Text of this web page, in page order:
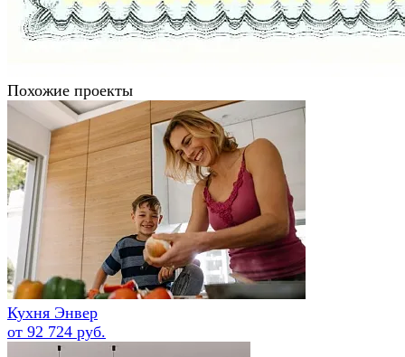
Похожие проекты
Кухня Энвер
от 92 724 руб.